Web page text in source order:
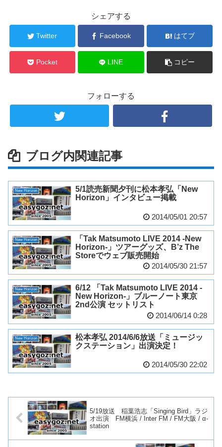
シェアする
Twitter Facebook はてブ
Pocket LINE コピー
フォローする
ブログ内関連記事
New Horizon
5/1読売新聞夕刊に松本孝弘「New
Horizon」インタビュー掲載
2014/05/01 20:57
New Horizon
「Tak Matsumoto LIVE 2014 -New
Horizon-」ツアーグッズ、B’z The
Storeでウェブ販売開始
2014/05/30 21:57
New Horizon
6/12 「Tak Matsumoto LIVE 2014 -
New Horizon-」ブルーノート東京
2nd公演 セットリスト
2014/06/14 0:28
New Horizon
松本孝弘 2014/6/6放送「ミュージッ
クステーション」出演決定！
2014/05/30 22:02
5/19放送 稲葉浩志「Singing Bird」ラジ
オ出演 FM横浜 / Inter FM / FM大阪 / α-
station